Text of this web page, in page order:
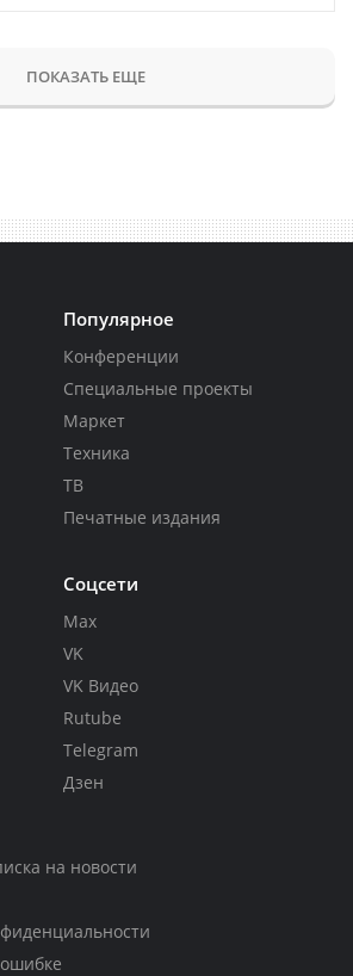
ПОКАЗАТЬ ЕЩЕ
Популярное
Конференции
Специальные проекты
Маркет
Техника
ТВ
Печатные издания
Соцсети
Max
VK
VK Видео
Rutube
Telegram
Дзен
на новости